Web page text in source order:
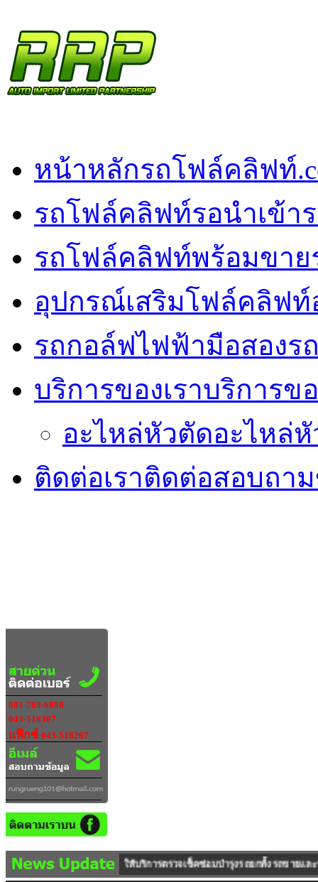
หน้าหลักรถโฟล์คลิฟท์
รถโฟล์คลิฟท์รอนำเข้า
รถโฟล์คลิฟท์พร้อมขาย
อุปกรณ์เสริมโฟล์คลิฟท์
รถกอล์ฟไฟฟ้ามือสองร
บริการของเราบริการข
อะไหล่หัวตัดอะไหล่
ติดต่อเราติดต่อสอบถา
081-769-6898
043-516367
แฟ๊กซ์ 043-516267
และ รถUSED ให้บริการตรวจเช็คซ่อมบำรุงรถยกทั้งรถขายและรถเช่